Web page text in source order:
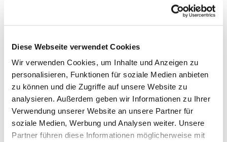
Diese Webseite verwendet Cookies
Wir verwenden Cookies, um Inhalte und Anzeigen zu
personalisieren, Funktionen für soziale Medien anbieten
zu können und die Zugriffe auf unsere Website zu
analysieren. Außerdem geben wir Informationen zu Ihrer
Verwendung unserer Website an unsere Partner für
soziale Medien, Werbung und Analysen weiter. Unsere
Partner führen diese Informationen möglicherweise mit
Lesehore
und die Laudes
. Dazu hören wir das
stiller Meditation.
ZumMitbetenempfehlen wirstundengebet.de
das auch als kostenloseAndroid- undiOS-App
zur Verfügung steht.